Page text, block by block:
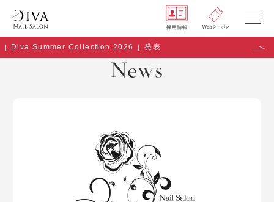
NEWS
［ Diva Summer Collection 2026 ］発表
News